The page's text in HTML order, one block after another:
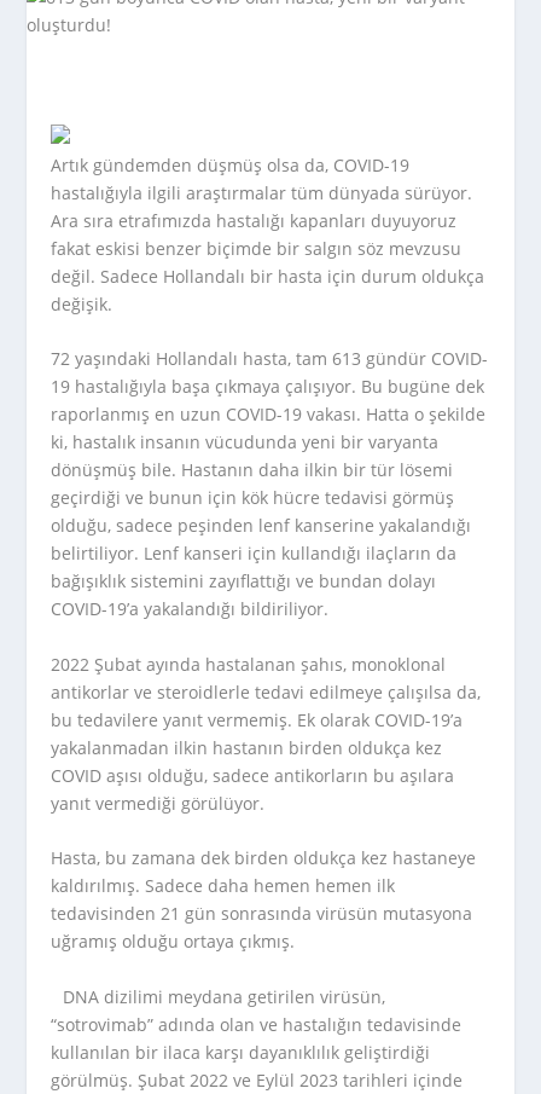
Artık gündemden düşmüş olsa da, COVID-19
hastalığıyla ilgili araştırmalar tüm dünyada sürüyor.
Ara sıra etrafımızda hastalığı kapanları duyuyoruz
fakat eskisi benzer biçimde bir salgın söz mevzusu
değil. Sadece Hollandalı bir hasta için durum oldukça
değişik.
72 yaşındaki Hollandalı hasta, tam 613 gündür COVID-
19 hastalığıyla başa çıkmaya çalışıyor. Bu bugüne dek
raporlanmış en uzun COVID-19 vakası. Hatta o şekilde
ki, hastalık insanın vücudunda yeni bir varyanta
dönüşmüş bile. Hastanın daha ilkin bir tür lösemi
geçirdiği ve bunun için kök hücre tedavisi görmüş
olduğu, sadece peşinden lenf kanserine yakalandığı
belirtiliyor. Lenf kanseri için kullandığı ilaçların da
bağışıklık sistemini zayıflattığı ve bundan dolayı
COVID-19’a yakalandığı bildiriliyor.
2022 Şubat ayında hastalanan şahıs, monoklonal
antikorlar ve steroidlerle tedavi edilmeye çalışılsa da,
bu tedavilere yanıt vermemiş. Ek olarak COVID-19’a
yakalanmadan ilkin hastanın birden oldukça kez
COVID aşısı olduğu, sadece antikorların bu aşılara
yanıt vermediği görülüyor.
Hasta, bu zamana dek birden oldukça kez hastaneye
kaldırılmış. Sadece daha hemen hemen ilk
tedavisinden 21 gün sonrasında virüsün mutasyona
uğramış olduğu ortaya çıkmış.
DNA dizilimi meydana getirilen virüsün,
“sotrovimab” adında olan ve hastalığın tedavisinde
kullanılan bir ilaca karşı dayanıklılık geliştirdiği
görülmüş. Şubat 2022 ve Eylül 2023 tarihleri içinde